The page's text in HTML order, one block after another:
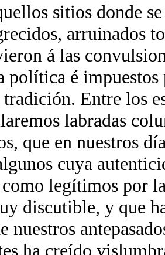
sitios donde
arruinados
á las
política é
tradición. Entre los
labradas
que en nuestros
cuya
legítimos por
discutible, y que
nuestros
ha creído